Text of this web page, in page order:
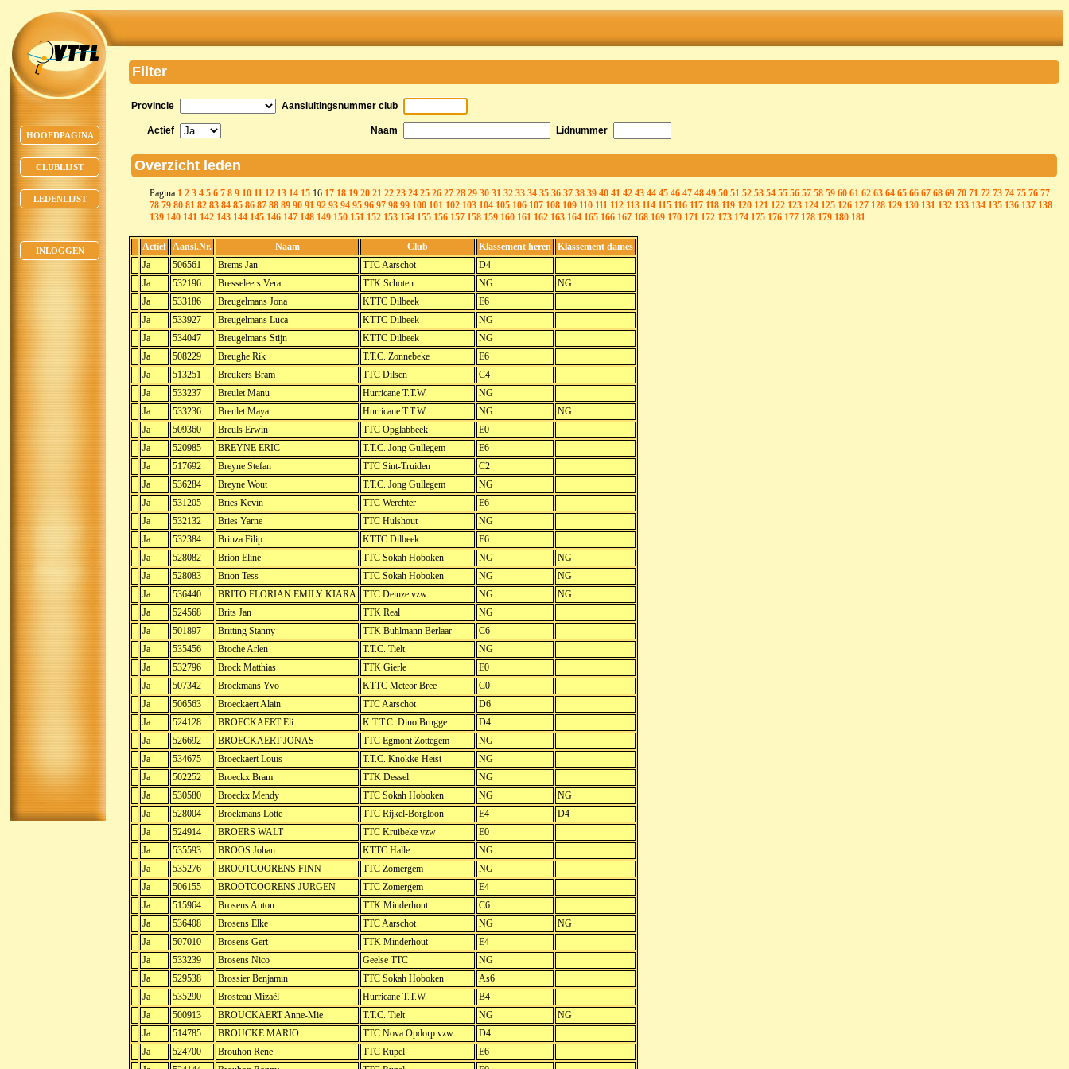
HOOFDPAGINA
CLUBLIJST
LEDENLIJST
INLOGGEN
Filter
Provincie Aansluitingsnummer club
Actief Naam Lidnummer
Overzicht leden
Pagina 1 2 3 4 5 6 7 8 9 10 11 12 13 14 15 16 17 18 19 20 21 22 23 24 25 26 27 28 29 30 31 32 33 34 35 36 37 38 39 40 41 42 43 44 45 46 47 48 49 50 51 52 53 54 55 56 57 58 59 60 61 62 63 64 65 66 67 68 69 70 71 72 73 74 75 76 77
78 79 80 81 82 83 84 85 86 87 88 89 90 91 92 93 94 95 96 97 98 99 100 101 102 103 104 105 106 107 108 109 110 111 112 113 114 115 116 117 118 119 120 121 122 123 124 125 126 127 128 129 130 131 132 133 134 135 136 137 138
139 140 141 142 143 144 145 146 147 148 149 150 151 152 153 154 155 156 157 158 159 160 161 162 163 164 165 166 167 168 169 170 171 172 173 174 175 176 177 178 179 180 181
Actief Aansl.Nr. Naam Club Klassement heren Klassement dames
Ja
506561 Brems Jan TTC Aarschot
D4
Ja
532196 Bresseleers Vera TTK Schoten NG
NG
Ja
533186 Breugelmans Jona KTTC Dilbeek
E6
Ja
533927 Breugelmans Luca KTTC Dilbeek
NG
Ja
534047 Breugelmans Stijn KTTC Dilbeek
NG
Ja
508229 Breughe Rik T.T.C. Zonnebeke
E6
Ja
513251 Breukers Bram TTC Dilsen
C4
Ja
533237 Breulet Manu Hurricane T.T.W.
NG
Ja
533236 Breulet Maya Hurricane T.T.W. NG
NG
Ja
509360 Breuls Erwin TTC Opglabbeek
E0
Ja
520985 BREYNE ERIC T.T.C. Jong Gullegem
E6
Ja
517692 Breyne Stefan TTC Sint-Truiden
C2
Ja
536284 Breyne Wout T.T.C. Jong Gullegem
NG
Ja
531205 Bries Kevin TTC Werchter
E6
Ja
532132 Bries Yarne TTC Hulshout
NG
Ja
532384 Brinza Filip KTTC Dilbeek
E6
Ja
528082 Brion Eline TTC Sokah Hoboken NG
NG
Ja
528083 Brion Tess TTC Sokah Hoboken NG
NG
Ja
536440 BRITO FLORIAN EMILY KIARA TTC Deinze vzw NG
NG
Ja
524568 Brits Jan TTK Real
NG
Ja
501897 Britting Stanny TTK Buhlmann Berlaar
C6
Ja
535456 Broche Arlen T.T.C. Tielt
NG
Ja
532796 Brock Matthias TTK Gierle
E0
Ja
507342 Brockmans Yvo KTTC Meteor Bree
C0
Ja
506563 Broeckaert Alain TTC Aarschot
D6
Ja
524128 BROECKAERT Eli K.T.T.C. Dino Brugge
D4
Ja
526692 BROECKAERT JONAS TTC Egmont Zottegem
NG
Ja
534675 Broeckaert Louis T.T.C. Knokke-Heist
NG
Ja
502252 Broeckx Bram TTK Dessel
NG
Ja
530580 Broeckx Mendy TTC Sokah Hoboken NG
NG
Ja
528004 Broekmans Lotte TTC Rijkel-Borgloon E4
D4
Ja
524914 BROERS WALT TTC Kruibeke vzw
E0
Ja
535593 BROOS Johan KTTC Halle
NG
Ja
535276 BROOTCOORENS FINN TTC Zomergem
NG
Ja
506155 BROOTCOORENS JURGEN TTC Zomergem
E4
Ja
515964 Brosens Anton TTK Minderhout
C6
Ja
536408 Brosens Elke TTC Aarschot NG
NG
Ja
507010 Brosens Gert TTK Minderhout
E4
Ja
533239 Brosens Nico Geelse TTC
NG
Ja
529538 Brossier Benjamin TTC Sokah Hoboken
As6
Ja
535290 Brosteau Mizaël Hurricane T.T.W.
B4
Ja
500913 BROUCKAERT Anne-Mie T.T.C. Tielt NG
NG
Ja
514785 BROUCKE MARIO TTC Nova Opdorp vzw
D4
Ja
524700 Brouhon Rene TTC Rupel
E6